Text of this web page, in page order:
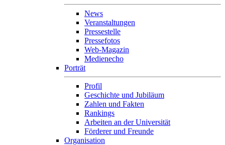
News
Veranstaltungen
Pressestelle
Pressefotos
Web-Magazin
Medienecho
Porträt
Profil
Geschichte und Jubiläum
Zahlen und Fakten
Rankings
Arbeiten an der Universität
Förderer und Freunde
Organisation